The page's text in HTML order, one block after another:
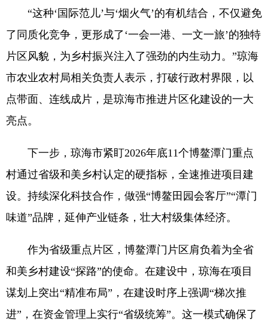
“这种‘国际范儿’与‘烟火气’的有机结合，不仅避免
了同质化竞争，更形成了‘一会一港、一文一旅’的独特
片区风貌，为乡村振兴注入了强劲的内生动力。”琼海
市农业农村局相关负责人表示，打破行政村界限，以
点带面、连线成片，是琼海市推进片区化建设的一大
亮点。
下一步，琼海市紧盯2026年底11个博鳌潭门重点
村通过省级和美乡村认定的硬指标，全速推进项目建
设。持续深化科技合作，做强“博鳌田园会客厅”“潭门
味道”品牌，延伸产业链条，壮大村级集体经济。
作为省级重点片区，博鳌潭门片区肩负着为全省
和美乡村建设“探路”的使命。在建设中，琼海在项目
谋划上突出“精准布局”，在建设时序上强调“梯次推
进”，在资金管理上实行“省级统筹”。这一模式确保了